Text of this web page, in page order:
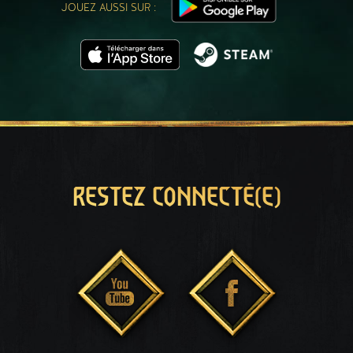
JOUEZ AUSSI SUR :
RESTEZ CONNECTÉ(E)